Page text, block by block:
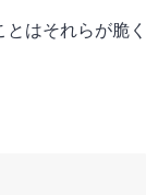
はそれらが脆く